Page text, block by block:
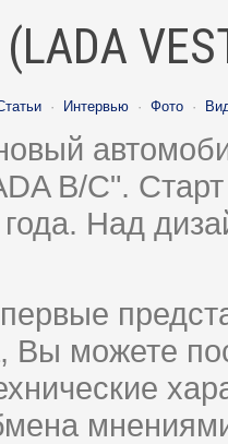
· Интервью · Фото ·
B/C".
Над
Вы можете